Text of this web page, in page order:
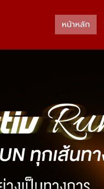
หน้าหลัก